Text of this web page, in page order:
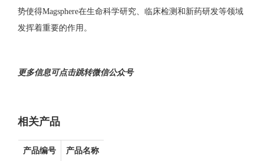
势使得Magsphere在生命科学研究、临床检测和新药研发等领域
发挥着重要的作用。
更多信息可点击跳转微信公众号
相关产品
产品编号 产品名称